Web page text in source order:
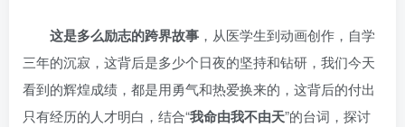
这是多么励志的跨界故事 ，从医学生到动画创作，自学
三年的沉寂，这背后是多少个日夜的坚持和钻研，我们今天
看到的辉煌成绩，都是用勇气和热爱换来的，这背后的付出
只有经历的人才明白，结合“我命由我不由天”的台词，探讨